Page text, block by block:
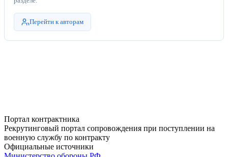
Перейти к авторам
Портал контрактника
Рекрутинговый портал сопровождения при поступлении на
военную службу по контракту
Официальные источники